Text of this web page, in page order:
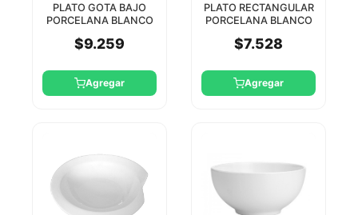
PLATO GOTA BAJO
PORCELANA BLANCO
$9.259
Agregar
PLATO RECTANGULAR
PORCELANA BLANCO
SQUARE
$7.528
Agregar